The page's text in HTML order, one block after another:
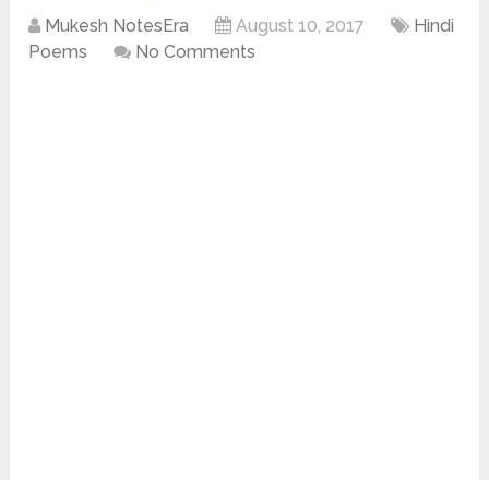
Mukesh NotesEra August 10, 2017
Hindi
Poems
No Comments